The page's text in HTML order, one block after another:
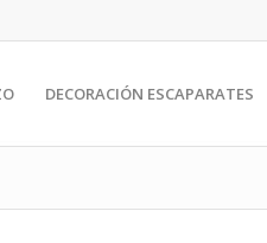
DECORACIÓN ESCAPARATES